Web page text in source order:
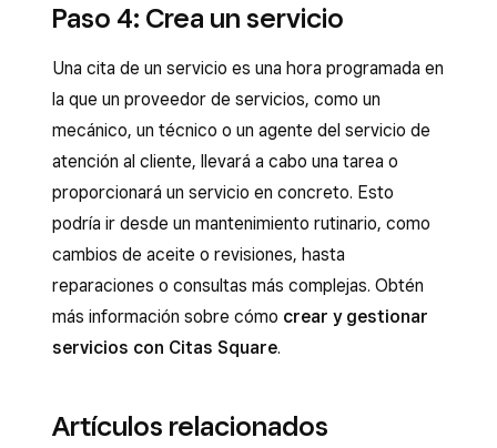
Paso 4: Crea un servicio
Una cita de un servicio es una hora programada en
la que un proveedor de servicios, como un
mecánico, un técnico o un agente del servicio de
atención al cliente, llevará a cabo una tarea o
proporcionará un servicio en concreto. Esto
podría ir desde un mantenimiento rutinario, como
cambios de aceite o revisiones, hasta
reparaciones o consultas más complejas. Obtén
más información sobre cómo crear y gestionar
servicios con Citas Square.
Artículos relacionados